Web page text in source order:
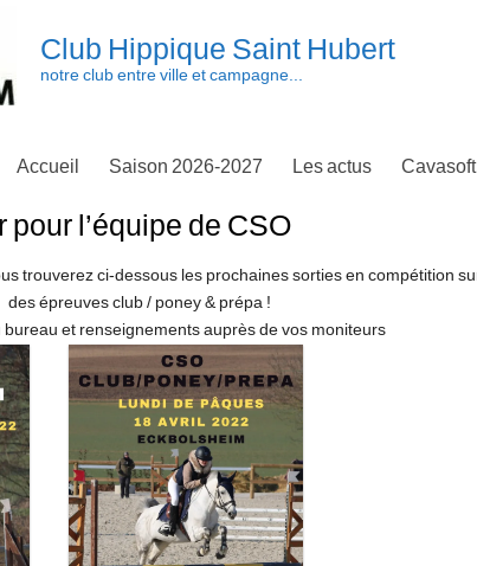
Club Hippique Saint Hubert
notre club entre ville et campagne...
Accueil Saison 2026-2027 Les actus
l’équipe de CSO
trouverez ci-dessous les prochaines sorties en compétition
des épreuves club / poney & prépa !
bureau et renseignements auprès de vos moniteurs